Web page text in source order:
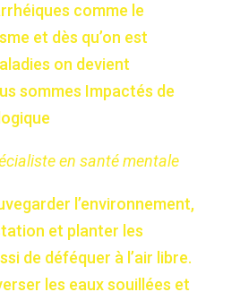
comme le
et dès qu’on est
on devient
sommes Impactés de
en santé mentale
l’environnement,
et planter les
de déféquer à l’air libre.
les eaux souillées et